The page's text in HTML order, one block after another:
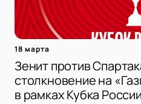
18 марта
Зенит против
столкновение на
в рамках Кубка России